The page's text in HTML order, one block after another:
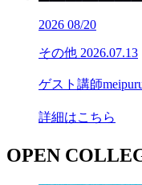
2026 08/20
その他 2026.07.13
ゲスト講師
詳細はこちら
OPEN